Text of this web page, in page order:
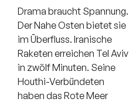
Drama braucht Spannung.
Der Nahe Osten bietet sie
im Überfluss. Iranische
Raketen erreichen Tel Aviv
in zwölf Minuten. Seine
Houthi-Verbündeten
haben das Rote Meer